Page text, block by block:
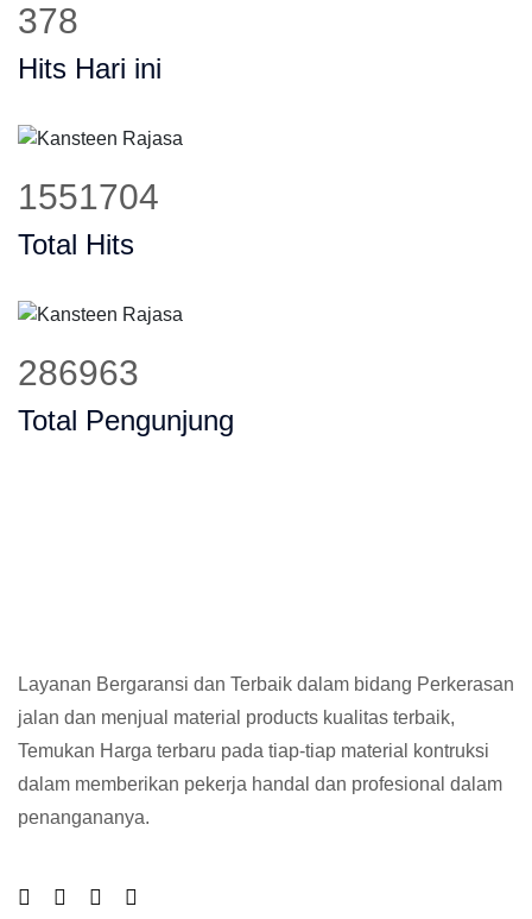
477
Hits Hari ini
1955733
Total Hits
361682
Total Pengunjung
Layanan Bergaransi dan Terbaik dalam bidang Perkerasan
jalan dan menjual material products kualitas terbaik,
Temukan Harga terbaru pada tiap-tiap material kontruksi
dalam memberikan pekerja handal dan profesional dalam
penangananya.